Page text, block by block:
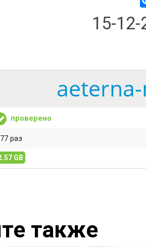
15-
проверено
раз
GB
также